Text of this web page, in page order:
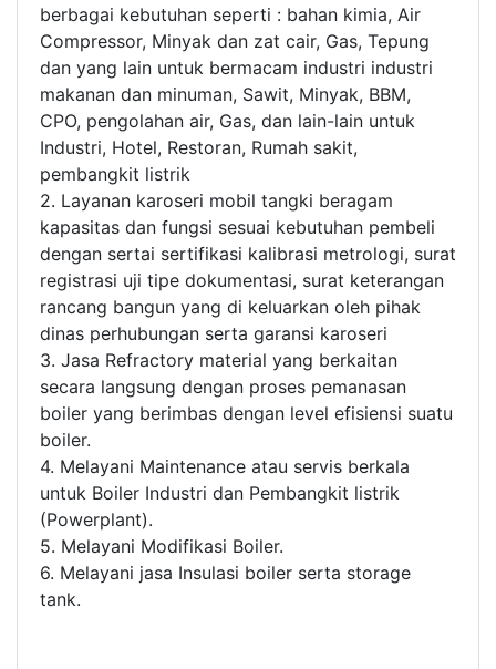
berbagai kebutuhan seperti : bahan kimia, Air
Compressor, Minyak dan zat cair, Gas, Tepung
dan yang lain untuk bermacam industri industri
makanan dan minuman, Sawit, Minyak, BBM,
CPO, pengolahan air, Gas, dan lain-lain untuk
Industri, Hotel, Restoran, Rumah sakit,
pembangkit listrik
2. Layanan karoseri mobil tangki beragam
kapasitas dan fungsi sesuai kebutuhan pembeli
dengan sertai sertifikasi kalibrasi metrologi, surat
registrasi uji tipe dokumentasi, surat keterangan
rancang bangun yang di keluarkan oleh pihak
dinas perhubungan serta garansi karoseri
3. Jasa Refractory material yang berkaitan
secara langsung dengan proses pemanasan
boiler yang berimbas dengan level efisiensi suatu
boiler.
4. Melayani Maintenance atau servis berkala
untuk Boiler Industri dan Pembangkit listrik
(Powerplant).
5. Melayani Modifikasi Boiler.
6. Melayani jasa Insulasi boiler serta storage
tank.